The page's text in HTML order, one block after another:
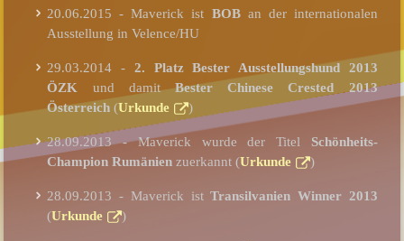
20.06.2015 - Maverick ist BOBan der internationalen
Ausstellung in Velence/HU
29.03.2014 - 2. Platz Bester Ausstellungshund 2013
ÖZK und damitBester Chinese Crested 2013
Österreich(Urkunde )
28.09.2013 - Maverick wurde der Titel Schönheits-
Champion Rumänien zuerkannt (Urkunde )
28.09.2013 - Maverick istTransilvanien Winner 2013
(Urkunde )